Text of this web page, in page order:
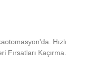
Hızlı
Fırsatları Kaçırma.